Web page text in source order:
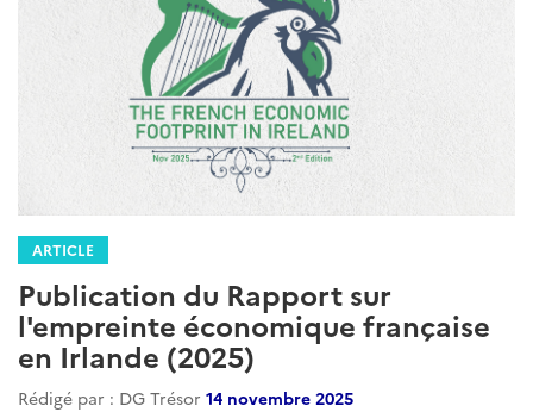
ARTICLE
Publication du Rapport sur
l'empreinte économique française
en Irlande (2025)
Rédigé par : DG Trésor 14 novembre 2025